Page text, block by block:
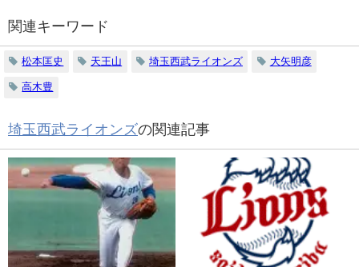
関連キーワード
松本匡史 天王山 埼玉西武ライオンズ 大矢明彦
高木豊
埼玉西武ライオンズの関連記事